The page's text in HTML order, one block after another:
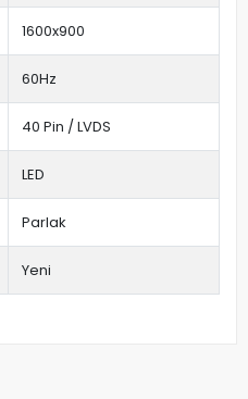
1600x900
60Hz
40 Pin / LVDS
LED
Parlak
Yeni